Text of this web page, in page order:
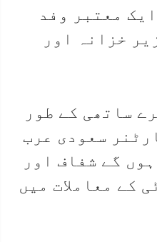
معتبر وفد
خزانہ اور
ساتھی کے طور
سعودی عرب
گے شفاف اور
کے معاملات میں